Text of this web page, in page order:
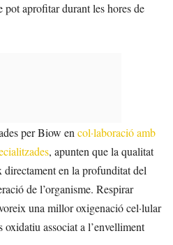
pot aprofitar durant les hores de
per Biow en col·laboració amb
, apunten que la qualitat
en la profunditat del
de l’organisme. Respirar
una millor oxigenació cel·lular
oxidatiu associat a l’envelliment